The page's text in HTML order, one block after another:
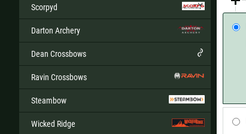
Scorpyd
Darton Archery
Dean Crossbows
Ravin Crossbows
Steambow
Wicked Ridge